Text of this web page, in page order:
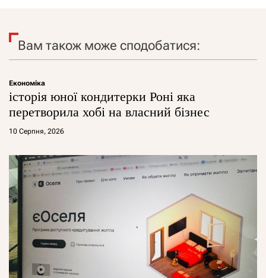
Вам також може сподобатися:
Економіка
історія юної кондитерки Роні яка
перетворила хобі на власний бізнес
10 Серпня, 2026